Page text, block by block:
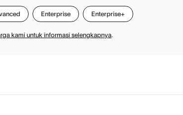
Enterprise Enterprise+
kami untuk informasi selengkapnya.